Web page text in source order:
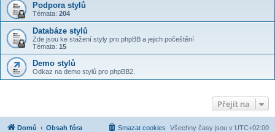
Podpora stylů
Témata: 204
Databáze stylů
Zde jsou ke stažení styly pro phpBB a jejich počeštění
Témata: 15
Demo stylů
Odkaz na demo stylů pro phpBB2.
Přejít na
Domů Obsah fóra Všechny časy jsou v UTC+02:00
Smazat cookies